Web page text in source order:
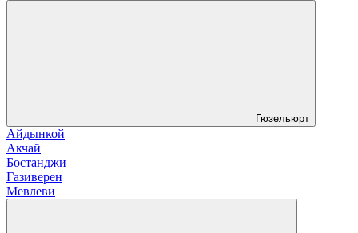
Гюзельюрт
Айдынкой
Акчай
Бостанджи
Газиверен
Мевлеви